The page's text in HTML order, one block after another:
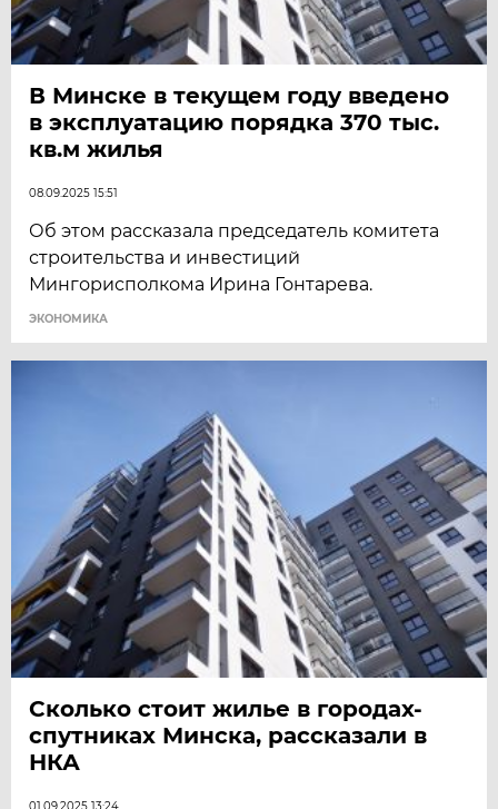
В Минске в текущем году введено
в эксплуатацию порядка 370 тыс.
кв.м жилья
08.09.2025 15:51
Об этом рассказала председатель комитета
строительства и инвестиций
Мингорисполкома Ирина Гонтарева.
ЭКОНОМИКА
Сколько стоит жилье в городах-
спутниках Минска, рассказали в
НКА